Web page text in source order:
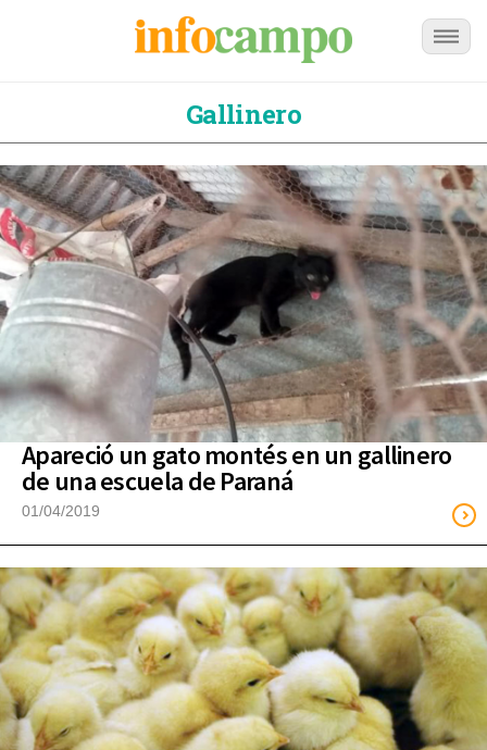
Gallinero
Apareció un gato montés en un gallinero
de una escuela de Paraná
01/04/2019